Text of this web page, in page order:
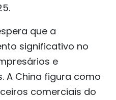
que a
significativo no
e
A China figura como
comerciais do